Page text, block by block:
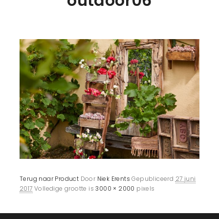
Terug naar Product Door Niek Erents Gepubliceerd 27 juni
2017 Volledige grootte is3000 × 2000 pixels